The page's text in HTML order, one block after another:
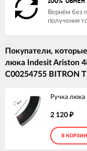
Вернём без
получения
Покупатели,
люка Indesit Ariston
C00254755 BITRON
Ручка
2 120 ₽
В